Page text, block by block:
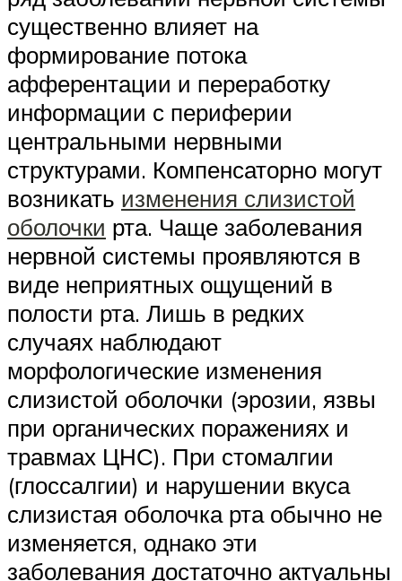
существенно влияет на
формирование потока
афферентации и переработку
информации с периферии
центральными нервными
структурами. Компенсаторно могут
возникать изменения слизистой
оболочки рта. Чаще заболевания
нервной системы проявляются в
виде неприятных ощущений в
полости рта. Лишь в редких
случаях наблюдают
морфологические изменения
слизистой оболочки (эрозии, язвы
при органических поражениях и
травмах ЦНС). При стомалгии
(глоссалгии) и нарушении вкуса
слизистая оболочка рта обычно не
изменяется, однако эти
заболевания достаточно актуальны